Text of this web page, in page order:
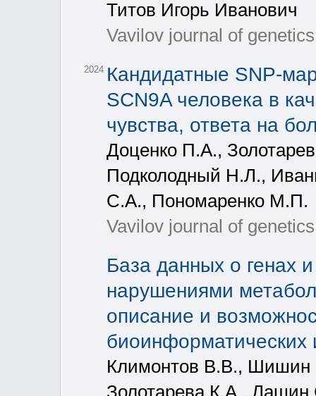
Титов Игорь Иванович
Vavilov journal of
2024 Кандидатные SNP-
SCN9A человека в
чувства, ответа на
Доценко П.А.,
Подколодный Н.Л.,
С.А., Пономаренко М.П.
Vavilov journal of
База данных о генах
нарушениями
описание и
биоинформатических
Климонтов В.В., Шишин
Золотарева К.А.,